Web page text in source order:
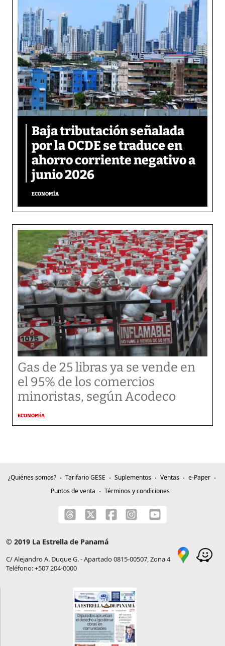
Baja tributación señalada
por la OCDE se traduce en
ahorro corriente negativo a
junio 2026
ECONOMÍA
Gas de 25 libras ya se vende en
el 95% de los comercios
minoristas, según Acodeco
ECONOMÍA
¿Quiénes somos? Tarifario GESE Suplementos Ventas
e-Paper
Puntos de venta
Términos y condiciones
© 2019 La Estrella de Panamá
C/ Alejandro A. Duque G. - Apartado 0815-00507, Zona 4
Teléfono: +507 204-0000